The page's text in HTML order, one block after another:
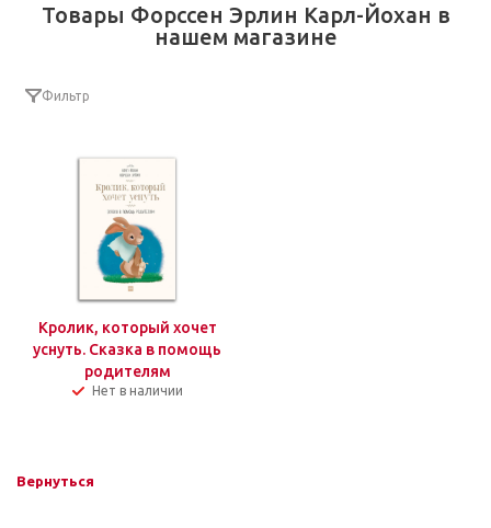
Товары Форссен Эрлин Карл-Йохан в
нашем магазине
Фильтр
Кролик, который хочет
уснуть. Сказка в помощь
родителям
Нет в наличии
Вернуться